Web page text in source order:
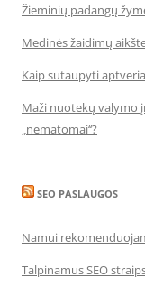
Žieminių padangų
Medinės žaidimų
Kaip sutaupyti
Maži nuotekų valymo
„nematomai‘‘?
SEO PASLAUGOS
Namui
Talpinamus SEO